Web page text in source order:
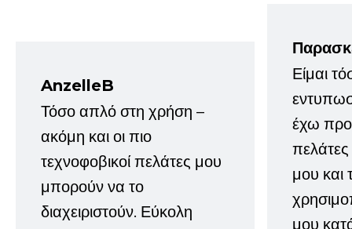
AnzelleB
Τόσο απλό στη χρήση –
ακόμη και οι πιο
τεχνοφοβικοί πελάτες μου
μπορούν να το
διαχειριστούν. Εύκολη
Είμαι
έχω
μου και
μου